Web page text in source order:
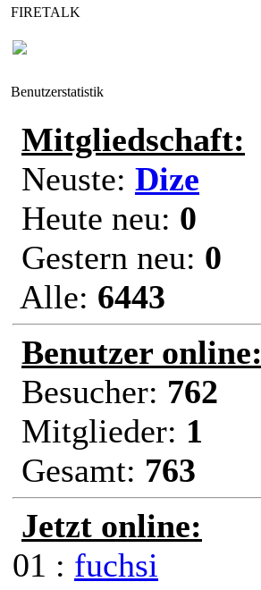
FIRETALK
Benutzerstatistik
Mitgliedschaft:
Neuste: Dize
Heute neu: 0
Gestern neu: 0
Alle: 6443
Benutzer online:
Besucher: 762
Mitglieder: 1
Gesamt: 763
Jetzt online:
01 : fuchsi